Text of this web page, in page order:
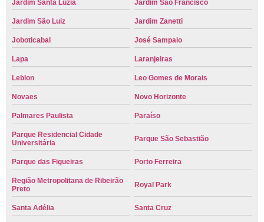
Jardim Santa Luzia Jardim São Francisco
Jardim São Luiz Jardim Zanetti
Joboticabal José Sampaio
Lapa Laranjeiras
Leblon Leo Gomes de Morais
Novaes Novo Horizonte
Palmares Paulista Paraíso
Parque Residencial Cidade
Universitária
Parque São Sebastião
Parque das Figueiras Porto Ferreira
Região Metropolitana de Ribeirão
Preto
Royal Park
Santa Adélia Santa Cruz